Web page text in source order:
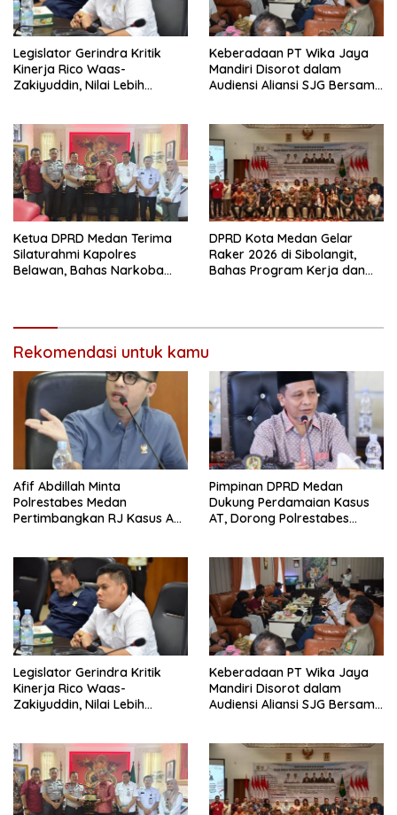
Legislator Gerindra Kritik
Kinerja Rico Waas-
Zakiyuddin, Nilai Lebih
Keluhan Warga
Keberadaan PT Wika Jaya
Mandiri Disorot dalam
Audiensi Aliansi SJG Bersama
Ketua DPRD Medan Terima
Silaturahmi Kapolres
Belawan, Bahas Narkoba
DPRD Kota Medan Gelar
Raker 2026 di Sibolangit,
Bahas Program Kerja dan
Rekomendasi untuk kamu
Afif Abdillah Minta
Polrestabes Medan
Pertimbangkan RJ Kasus AT
Pimpinan DPRD Medan
Dukung Perdamaian Kasus
AT, Dorong Polrestabes
Legislator Gerindra Kritik
Kinerja Rico Waas-
Zakiyuddin, Nilai Lebih
Keluhan Warga
Keberadaan PT Wika Jaya
Mandiri Disorot dalam
Audiensi Aliansi SJG Bersama